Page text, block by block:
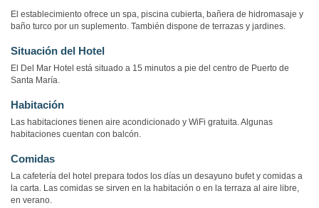
El establecimiento ofrece un spa, piscina cubierta, bañera de hidromasaje y
baño turco por un suplemento. También dispone de terrazas y jardines.
Situación del Hotel
El Del Mar Hotel está situado a 15 minutos a pie del centro de Puerto de
Santa María.
Habitación
Las habitaciones tienen aire acondicionado y WiFi gratuita. Algunas
habitaciones cuentan con balcón.
Comidas
La cafetería del hotel prepara todos los días un desayuno bufet y comidas a
la carta. Las comidas se sirven en la habitación o en la terraza al aire libre,
en verano.